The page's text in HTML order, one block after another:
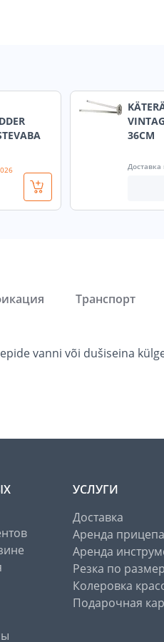
36CM
vanni või dušiseina
Транспорт
УСЛУГИ
Доставка
Аренда прицепа
Аренда
Резка по
Колеровка
Подарочная